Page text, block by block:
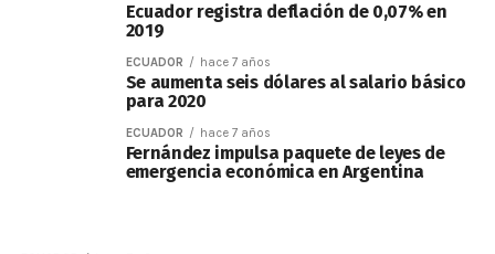
Ecuador registra deflación de 0,07% en
2019
ECUADOR hace 7 años
Se aumenta seis dólares al salario básico
para 2020
ECUADOR hace 7 años
Fernández impulsa paquete de leyes de
emergencia económica en Argentina